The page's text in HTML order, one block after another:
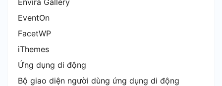
EventOn
FacetWP
iThemes
Ứng dụng di động
Bộ giao diện người dùng ứng dụng di động